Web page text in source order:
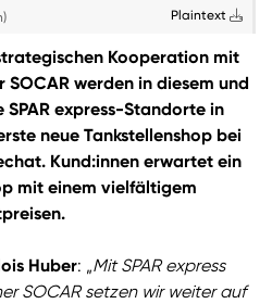
Plaintext
Kooperation mit
werden in diesem und
SPAR express-Standorte in
neue Tankstellenshop bei
Kund:innen erwartet ein
mit einem vielfältigem
Huber: „Mit SPAR express
SOCAR setzen wir weiter auf